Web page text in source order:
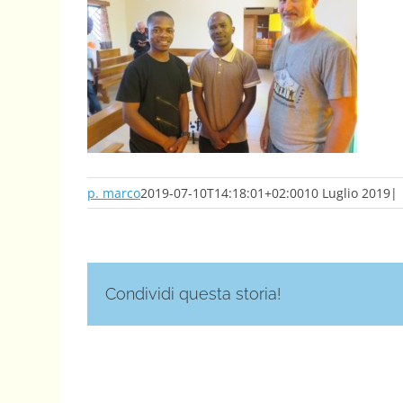
p. marco2019-07-10T14:18:01+02:0010 Luglio 2019|
Condividi questa storia!